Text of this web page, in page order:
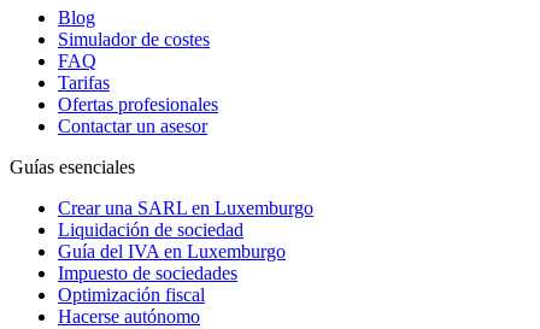
Blog
Simulador de costes
FAQ
Tarifas
Ofertas profesionales
Contactar un asesor
Guías esenciales
Crear una SARL en Luxemburgo
Liquidación de sociedad
Guía del IVA en Luxemburgo
Impuesto de sociedades
Optimización fiscal
Hacerse autónomo